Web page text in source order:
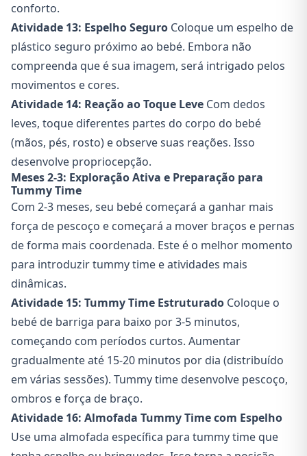
conforto.
Atividade 13: Espelho Seguro Coloque um espelho de
plástico seguro próximo ao bebé. Embora não
compreenda que é sua imagem, será intrigado pelos
movimentos e cores.
Atividade 14: Reação ao Toque Leve Com dedos
leves, toque diferentes partes do corpo do bebé
(mãos, pés, rosto) e observe suas reações. Isso
desenvolve propriocepção.
Meses 2-3: Exploração Ativa e Preparação para
Tummy Time
Com 2-3 meses, seu bebé começará a ganhar mais
força de pescoço e começará a mover braços e pernas
de forma mais coordenada. Este é o melhor momento
para introduzir tummy time e atividades mais
dinâmicas.
Atividade 15: Tummy Time Estruturado Coloque o
bebé de barriga para baixo por 3-5 minutos,
começando com períodos curtos. Aumentar
gradualmente até 15-20 minutos por dia (distribuído
em várias sessões). Tummy time desenvolve pescoço,
ombros e força de braço.
Atividade 16: Almofada Tummy Time com Espelho
Use uma almofada específica para tummy time que